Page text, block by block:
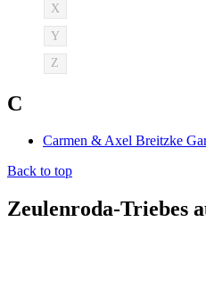
X
Y
Z
C
Carmen & Axel Breitzke
Back to top
Zeulenroda-Triebes